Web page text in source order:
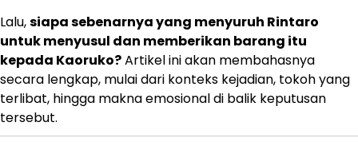
Lalu,siapa sebenarnya yang menyuruh Rintaro
untuk menyusul dan memberikan barang itu
kepada Kaoruko?Artikel ini akan membahasnya
secara lengkap, mulai dari konteks kejadian, tokoh yang
terlibat, hingga makna emosional di balik keputusan
tersebut.